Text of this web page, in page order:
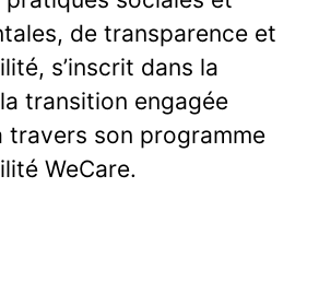
de transparence et
s’inscrit dans la
transition engagée
travers son programme
WeCare.